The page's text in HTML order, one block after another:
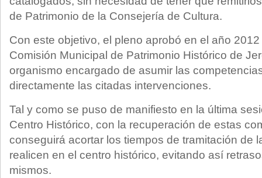
de Patrimonio de la Consejería de Cultura.
Con este objetivo, el pleno aprobó en el año
Comisión Municipal de Patrimonio Histórico de
organismo encargado de asumir las
directamente las citadas intervenciones.
Tal y como se puso de manifiesto en la última
Centro Histórico, con la recuperación de estas
conseguirá acortar los tiempos de tramitación de
realicen en el centro histórico, evitando así
mismos.